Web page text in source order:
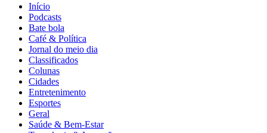
Início
Podcasts
Bate bola
Café & Política
Jornal do meio dia
Classificados
Colunas
Cidades
Entretenimento
Esportes
Geral
Saúde & Bem-Estar